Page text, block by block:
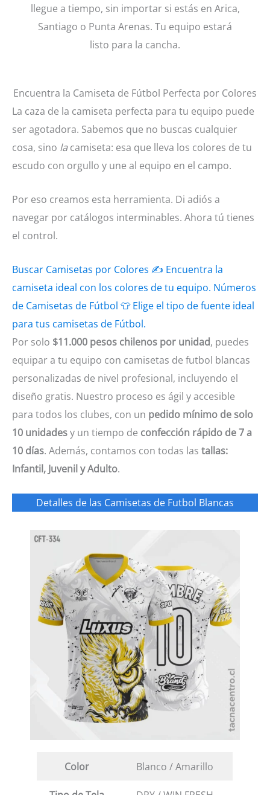
llegue a tiempo, sin importar si estás en Arica,
Santiago o Punta Arenas. Tu equipo estará
listo para la cancha.
Encuentra la Camiseta de Fútbol Perfecta por Colores
La caza de la camiseta perfecta para tu equipo puede
ser agotadora. Sabemos que no buscas cualquier
cosa, sino lacamiseta: esa que lleva los colores de tu
escudo con orgullo y une al equipo en el campo.
Por eso creamos esta herramienta. Di adiós a
navegar por catálogos interminables. Ahora tú tienes
el control.
Buscar Camisetas por Colores ✍ Encuentra la
camiseta ideal con los colores de tu equipo. Números
de Camisetas de Fútbol 👕 Elige el tipo de fuente ideal
para tus camisetas de Fútbol.
Por solo $11.000 pesos chilenos por unidad, puedes
equipar a tu equipo con camisetas de futbol blancas
personalizadas de nivel profesional, incluyendo el
diseño gratis. Nuestro proceso es ágil y accesible
para todos los clubes, con un pedido mínimo de solo
10 unidadesy un tiempo de confección rápido de 7 a
10 días. Además, contamos con todas las tallas:
Infantil, Juvenil y Adulto.
Detalles de las Camisetas de Futbol Blancas
Color Blanco / Amarillo